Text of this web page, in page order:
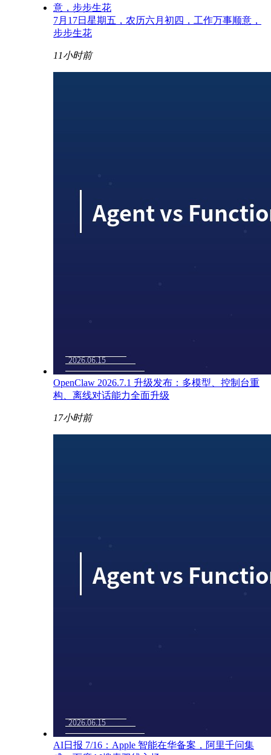
7月17日星期五，农历六月初四，工作万事顺意，
步步生花
11小时前
OpenClaw 2026.7.1 升级发布：多模型、控制台重
构、离线对话能力全面升级
17小时前
AI日报 7/16：Apple 智能在华备案，阿里千问集